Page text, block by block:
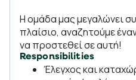
Η ομάδα μας μεγαλώνει
πλαίσιο, αναζητούμε
να προστεθεί σε αυτή!
Responsibilities
Έλεγχος και